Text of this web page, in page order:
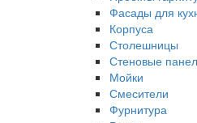
Фасады для
Корпуса
Столешницы
Стеновые
Мойки
Смесители
Фурнитура